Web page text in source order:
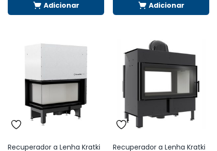
Adicionar Adicionar
Recuperador a Lenha Kratki
Recuperador a Lenha Kratki